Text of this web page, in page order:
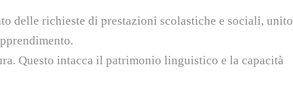
delle richieste di prestazioni scolastiche e sociali, unito
Questo intacca il patrimonio linguistico e la capacità